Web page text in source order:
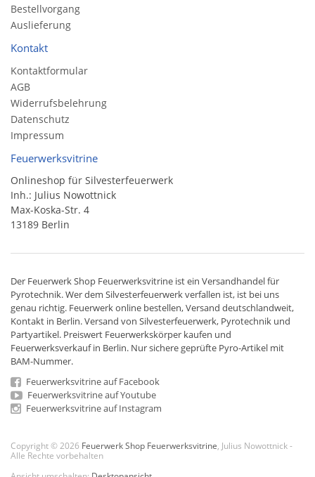
Bestellvorgang
Auslieferung
Kontakt
Kontaktformular
AGB
Widerrufsbelehrung
Datenschutz
Impressum
Feuerwerksvitrine
Onlineshop für Silvesterfeuerwerk
Inh.: Julius Nowottnick
Max-Koska-Str. 4
13189 Berlin
Der Feuerwerk Shop Feuerwerksvitrine ist ein Versandhandelfür
Pyrotechnik. Wer dem Silvesterfeuerwerk verfallen ist, ist bei uns
genau richtig. Feuerwerk online bestellen,Versand deutschlandweit,
Kontakt in Berlin. Versand von Silvesterfeuerwerk, Pyrotechnik und
Partyartikel. Preiswert Feuerwerkskörper kaufen und
Feuerwerksverkauf in Berlin. Nur sichere geprüfte Pyro-Artikel mit
BAM-Nummer.
Feuerwerksvitrine auf Facebook
Feuerwerksvitrine auf Youtube
Feuerwerksvitrine auf Instagram
Copyright © 2026 Feuerwerk Shop Feuerwerksvitrine , Julius Nowottnick -
Alle Rechte vorbehalten